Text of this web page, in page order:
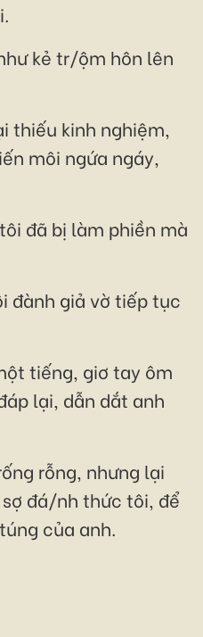
kẻ tr/ộm hôn lên
thiếu kinh nghiệm,
môi ngứa ngáy,
đã bị làm phiền mà
đành giả vờ tiếp tục
tiếng, giơ tay ôm
lại, dẫn dắt anh
rỗng, nhưng lại
đá/nh thức tôi, để
của anh.